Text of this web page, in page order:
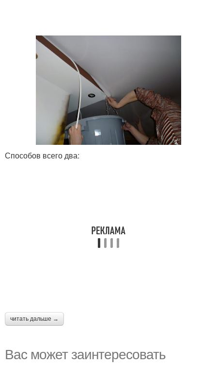
Способов всего два:
читать дальше →
Вас может заинтересовать